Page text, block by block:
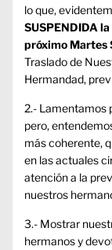
lo que,
SUSPENDIDA
próximo Martes
Traslado de
Hermandad,
2.- Lamentamos
pero,
más coherente,
en las actuales
atención a la
nuestros
3.- Mostrar
hermanos y